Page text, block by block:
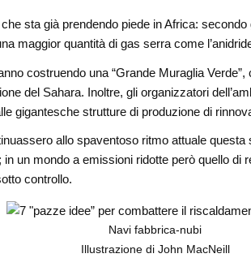
sta già prendendo piede in Africa:
maggior quantità di gas serra come
costruendo una “Grande Muraglia
del Sahara. Inoltre, gli organizzatori
gigantesche strutture di produzione di
allo spaventoso ritmo attuale
un mondo a emissioni ridotte però quello di
controllo.
Navi fabbrica-nubi
Illustrazione di John MacNeill